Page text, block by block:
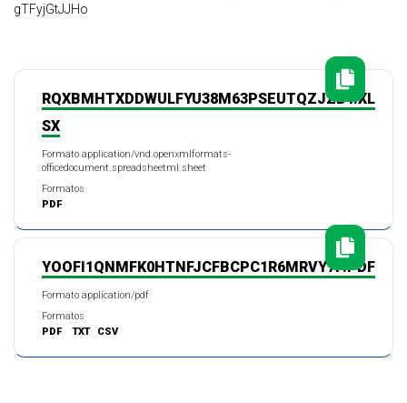
gTFyjGtJJHo
RQXBMHTXDDWULFYU38M63PSEUTQZJZBY.XL
SX
Formato application/vnd.openxmlformats-
officedocument.spreadsheetml.sheet
Formatos
PDF
YOOFI1QNMFK0HTNFJCFBCPC1R6MRVY7P.PDF
Formato application/pdf
Formatos
PDF
TXT CSV